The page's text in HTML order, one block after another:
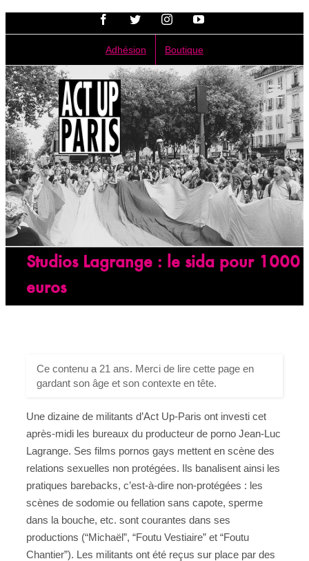
Passer
FacebookTwitterInstagramYouTube
Adhésion Boutique
Studios Lagrange : le sida pour 1000
euros
Ce contenu a 21 ans. Merci de lire cette page en
gardant son âge et son contexte en tête.
Une dizaine de militants d’Act Up-Paris ont investi cet
après-midi les bureaux du producteur de porno Jean-Luc
Lagrange. Ses films pornos gays mettent en scène des
relations sexuelles non protégées. Ils banalisent ainsi les
pratiques barebacks, c’est-à-dire non-protégées : les
scènes de sodomie ou fellation sans capote, sperme
dans la bouche, etc. sont courantes dans ses
productions (“Michaël”, “Foutu Vestiaire” et “Foutu
Chantier”). Les militants ont été reçus sur place par des